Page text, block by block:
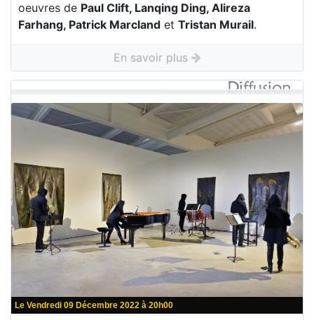
oeuvres de Paul Clift, Lanqing Ding, Alireza
Farhang, Patrick Marcland et Tristan Murail.
En savoir plus
Le Vendredi 09 Décembre 2022 à 20h00